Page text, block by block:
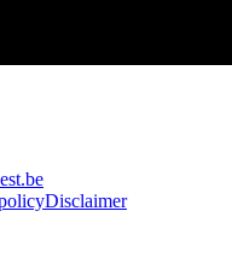
Disclaimer